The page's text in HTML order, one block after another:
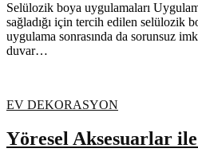
Selülozik boya uygulamaları
sağladığı için tercih edilen selülozik
uygulama sonrasında da sorunsuz
duvar…
EV DEKORASYON
Yöresel Aksesuarlar